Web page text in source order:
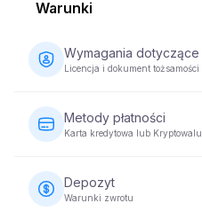
Warunki
Wymagania
Licencja i dokument tożsamości
prawo jazdy. Wymagany jest
tożsamości (paszport lub
pojazdy mogą wymagać,
Metody płatności
Karta kredytowa lub
pomocą karty kredytowej lub
jest wymagana w momencie
swoją rezerwację.
Depozyt
Warunki zwrotu